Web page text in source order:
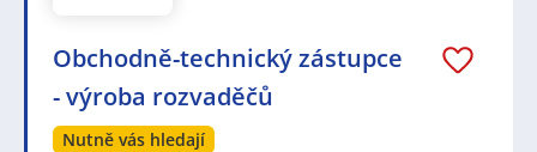
Obchodně-technický zástupce
- výroba rozvaděčů
Nutně vás hledají